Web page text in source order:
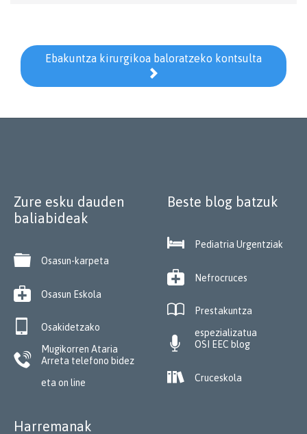
Ebakuntza kirurgikoa baloratzeko kontsulta

Zure esku dauden
baliabideak
 Osasun-karpeta
 Osasun Eskola

Osakidetzako
Mugikorren Ataria

Arreta telefono bidez
eta on line
Beste blog batzuk
 Pediatria Urgentziak
 Nefrocruces

Prestakuntza
espezializatua
 OSI EEC blog
 Cruceskola
Harremanak